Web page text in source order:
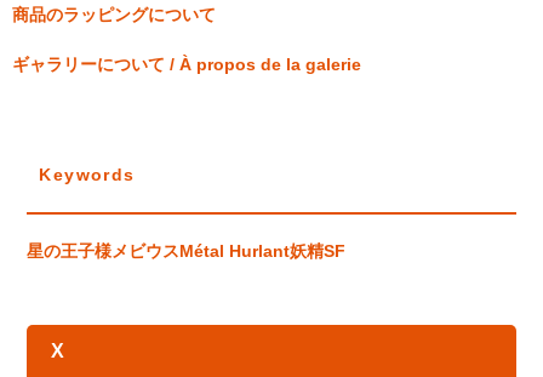
商品のラッピングについて
ギャラリーについて / À propos de la galerie
Keywords
星の王子様メビウスMétal Hurlant妖精SF
X